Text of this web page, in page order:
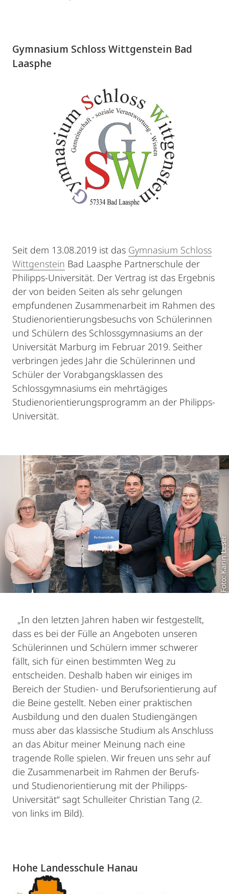
Gymnasium Schloss Wittgenstein Bad
Laasphe
Seit dem 13.08.2019 ist das Gymnasium Schloss
Wittgenstein Bad Laasphe Partnerschule der
Philipps-Universität. Der Vertrag ist das Ergebnis
der von beiden Seiten als sehr gelungen
empfundenen Zusammenarbeit im Rahmen des
Studienorientierungsbesuchs von Schülerinnen
und Schülern des Schlossgymnasiums an der
Universität Marburg im Februar 2019. Seither
verbringen jedes Jahr die Schülerinnen und
Schüler der Vorabgangsklassen des
Schlossgymnasiums ein mehrtägiges
Studienorientierungsprogramm an der Philipps-
Universität.
Foto: Karin Leser
„In den letzten Jahren haben wir festgestellt,
dass es bei der Fülle an Angeboten unseren
Schülerinnen und Schülern immer schwerer
fällt, sich für einen bestimmten Weg zu
entscheiden. Deshalb haben wir einiges im
Bereich der Studien- und Berufsorientierung auf
die Beine gestellt. Neben einer praktischen
Ausbildung und den dualen Studiengängen
muss aber das klassische Studium als Anschluss
an das Abitur meiner Meinung nach eine
tragende Rolle spielen. Wir freuen uns sehr auf
die Zusammenarbeit im Rahmen der Berufs-
und Studienorientierung mit der Philipps-
Universität“ sagt Schulleiter Christian Tang (2.
von links im Bild).
Hohe Landesschule Hanau